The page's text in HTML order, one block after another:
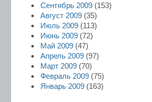
Сентябрь 2009 (153)
Август 2009 (35)
Июль 2009 (113)
Июнь 2009 (72)
Май 2009 (47)
Апрель 2009 (97)
Март 2009 (70)
Февраль 2009 (75)
Январь 2009 (163)